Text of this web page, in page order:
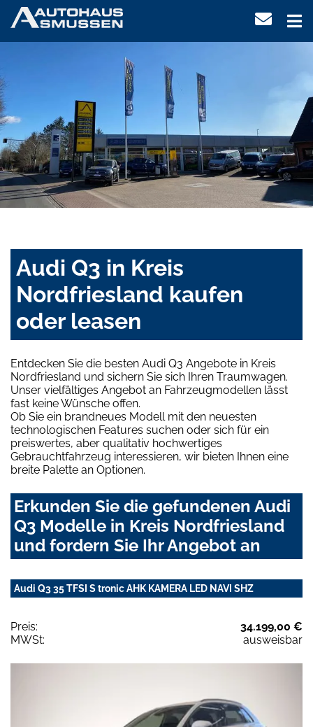
Audi Q3 in Kreis
Nordfriesland kaufen
oder leasen
Entdecken Sie die besten Audi Q3 Angebote in Kreis
Nordfriesland und sichern Sie sich Ihren Traumwagen.
Unser vielfältiges Angebot an Fahrzeugmodellen lässt
fast keine Wünsche offen.
Ob Sie ein brandneues Modell mit den neuesten
technologischen Features suchen oder sich für ein
preiswertes, aber qualitativ hochwertiges
Gebrauchtfahrzeug interessieren, wir bieten Ihnen eine
breite Palette an Optionen.
Erkunden Sie die gefundenen Audi
Q3 Modelle in Kreis Nordfriesland
und fordern Sie Ihr Angebot an
Audi Q3 35 TFSI S tronic AHK KAMERA LED NAVI SHZ
Preis:
34.199,00 €
MWSt:
ausweisbar